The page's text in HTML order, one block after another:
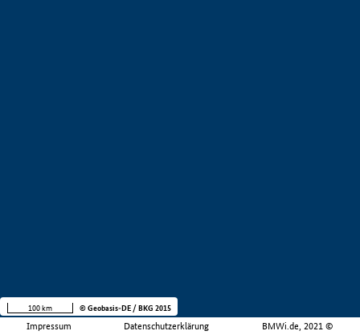
Impressum Datenschutzerklärung BMWi.de, 2021 ©
100 km © Geobasis-DE / BKG 2015